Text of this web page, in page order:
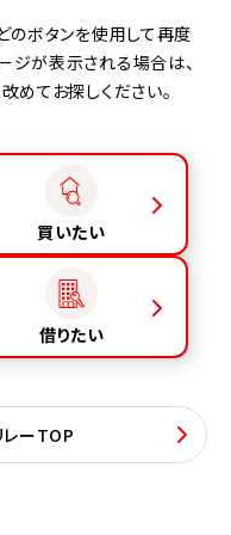
のボタンを使用して再度
ジが表示される場合は、
めてお探しください。
買いたい
借りたい
ーTOP